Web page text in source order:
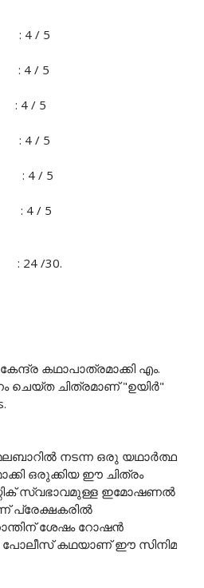
/ 5
4 / 5
4 / 5
/ 5
/ 5
4 / 5
/30.
കഥാപാത്രമാക്കി എം.
ചെയ്ത ചിത്രമാണ് "ഉയിർ"
നടന്ന ഒരു യഥാർത്ഥ
ഒരുക്കിയ ഈ ചിത്രം
സ്വഭാവമുള്ള ഇമോഷണൽ
പ്രേക്ഷകരിൽ
ശേഷം റോഷൻ
പോലീസ് കഥയാണ് ഈ സിനിമ